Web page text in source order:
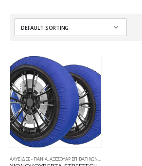
ΑΛΥΣΙΔΕΣ - ΠΑΝΙΑ,ΑΞΕΣΟΥΑΡ ΕΠΙΒΑΤΙΚΩΝ,ΧΙΟΝΟΚΟΥΒΕΡΤΕΣ